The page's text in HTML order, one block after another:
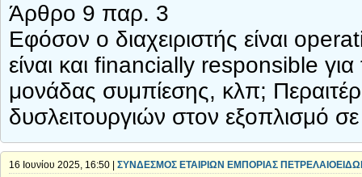
Άρθρο 9 παρ. 3
Εφόσον ο διαχειριστής είναι
είναι και financially responsible
μονάδας συμπίεσης, κλπ;
δυσλειτουργιών στον εξοπλισμό
16 Ιουνίου 2025, 16:50 | ΣΥΝΔΕΣΜΟΣ ΕΤΑΙΡΙΩΝ ΕΜΠΟΡΙΑΣ